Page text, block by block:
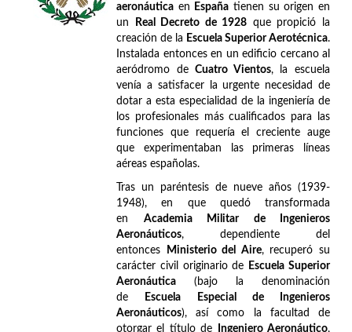
aeronáutica en España tienen su origen en
un
Real Decreto de 1928 que propició la
creación de la Escuela Superior Aerotécnica.
Instalada entonces en un edificio cercano al
aeródromo deCuatro Vientos, la escuela
venía a satisfacer la urgente necesidad de
dotar a esta especialidad de la ingeniería de
los profesionales más cualificados para las
funciones que requería el creciente auge
que experimentaban las primeras líneas
aéreas españolas.
Tras un paréntesis de nueve años (1939-
1948), en que quedó transformada
en Academia Militar de Ingenieros
Aeronáuticos, dependiente del
entonces
Ministerio del Aire, recuperó su
carácter civil originario de
Escuela Superior
Aeronáutica (bajo la denominación
de
Escuela Especial de Ingenieros
Aeronáuticos), así como la facultad de
otorgar el título de
Ingeniero Aeronáutico,